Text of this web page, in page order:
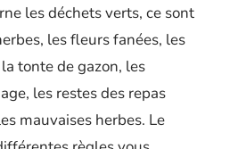
les déchets verts, ce sont
les fleurs fanées, les
tonte de gazon, les
les restes des repas
mauvaises herbes. Le